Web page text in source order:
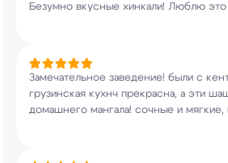
Безумно вкусные хинкали! Люблю это
Замечательное заведение! были с
грузинская кухнч прекрасна, а эти
домашнего мангала! сочные и мягкие,